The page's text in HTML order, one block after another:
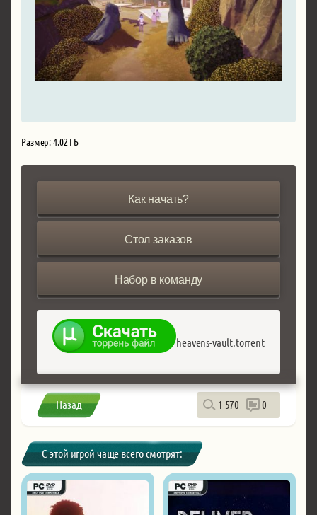
Размер: 4.02 ГБ
Как начать?
Стол заказов
Набор в команду
heavens-vault.torrent
Назад 1 570 0
С этой игрой чаще всего смотрят: